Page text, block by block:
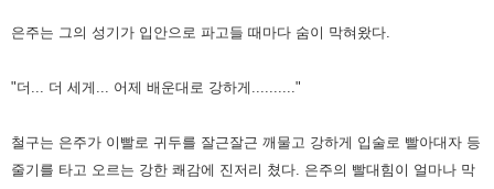
은주는 그의 성기가 입안으로 파고들 때마다 숨이 막혀왔다.
"더... 더 세게... 어제 배운대로 강하게.........."
철구는 은주가 이빨로 귀두를 잘근잘근 깨물고 강하게 입술로 빨아대자 등
줄기를 타고 오르는 강한 쾌감에 진저리 쳤다. 은주의 빨대힘이 얼마나 막